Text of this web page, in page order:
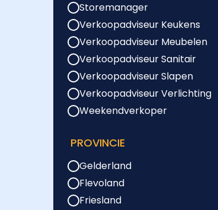
Storemanager
Verkoopadviseur Keukens
Verkoopadviseur Meubelen
Verkoopadviseur Sanitair
Verkoopadviseur Slapen
Verkoopadviseur Verlichting
Weekendverkoper
PROVINCIE
Gelderland
Flevoland
Friesland